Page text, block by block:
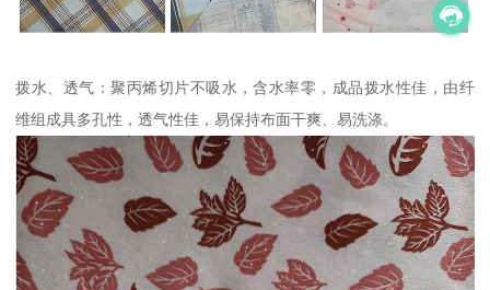
拨水、透气：聚丙烯切片不吸水，含水率零，成品拨水性佳，由纤
维组成具多孔性，透气性佳，易保持布面干爽、易洗涤。